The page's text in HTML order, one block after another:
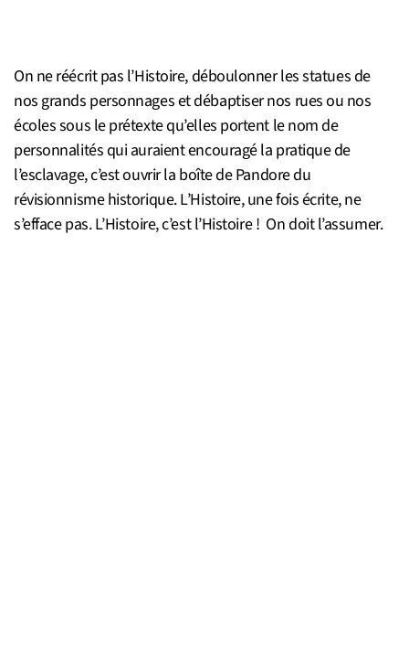
On ne réécrit pas l’Histoire, déboulonner les statues de
nos grands personnages et débaptiser nos rues ou nos
écoles sous le prétexte qu’elles portent le nom de
personnalités qui auraient encouragé la pratique de
l’esclavage, c’est ouvrir la boîte de Pandore du
révisionnisme historique. L’Histoire, une fois écrite, ne
s’efface pas. L’Histoire, c’est l’Histoire ! On doit l’assumer.